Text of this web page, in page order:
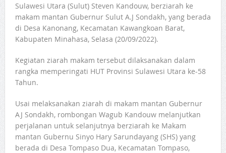
Sulawesi Utara (Sulut) Steven Kandouw, berziarah ke
makam mantan Gubernur Sulut A.J Sondakh, yang berada
di Desa Kanonang, Kecamatan Kawangkoan Barat,
Kabupaten Minahasa, Selasa (20/09/2022).
Kegiatan ziarah makam tersebut dilaksanakan dalam
rangka memperingati HUT Provinsi Sulawesi Utara ke-58
Tahun.
Usai melaksanakan ziarah di makam mantan Gubernur
AJ Sondakh, rombongan Wagub Kandouw melanjutkan
perjalanan untuk selanjutnya berziarah ke Makam
mantan Gubernu Sinyo Hary Sarundayang (SHS) yang
berada di Desa Tompaso Dua, Kecamatan Tompaso,